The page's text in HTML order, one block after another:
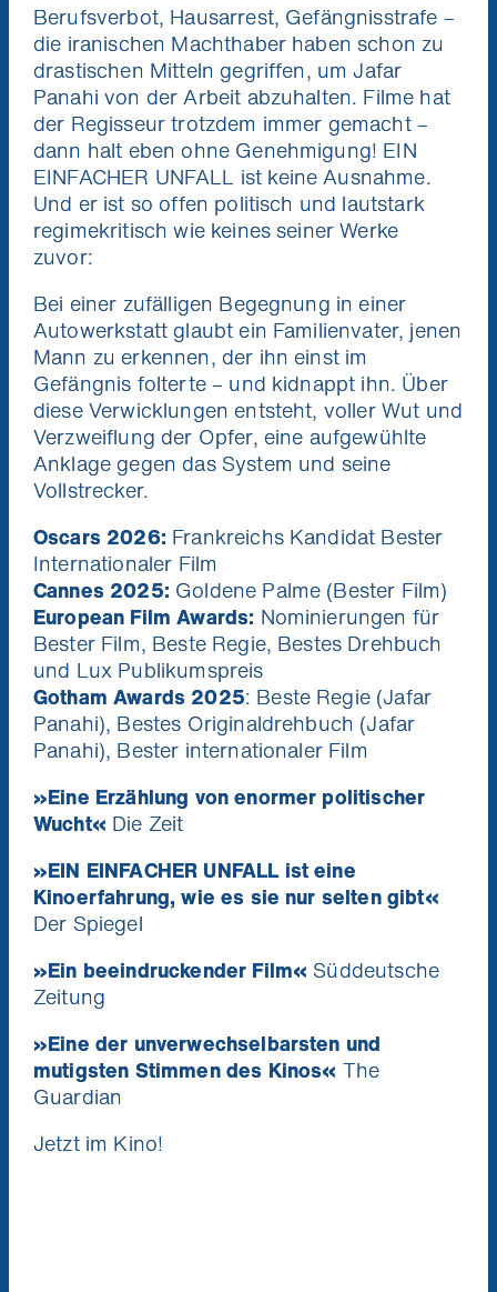
Berufsverbot, Hausarrest, Gefängnisstrafe –
die iranischen Machthaber haben schon zu
drastischen Mitteln gegriffen, um Jafar
Panahi von der Arbeit abzuhalten. Filme hat
der Regisseur trotzdem immer gemacht –
dann halt eben ohne Genehmigung! EIN
EINFACHER UNFALL ist keine Ausnahme.
Und er ist so offen politisch und lautstark
regimekritisch wie keines seiner Werke
zuvor:
Bei einer zufälligen Begegnung in einer
Autowerkstatt glaubt ein Familienvater, jenen
Mann zu erkennen, der ihn einst im
Gefängnis folterte – und kidnappt ihn. Über
diese Verwicklungen entsteht, voller Wut und
Verzweiflung der Opfer, eine aufgewühlte
Anklage gegen das System und seine
Vollstrecker.
Oscars 2026: Frankreichs Kandidat Bester
Internationaler Film
Cannes 2025: Goldene Palme (Bester Film)
European Film Awards: Nominierungen für
Bester Film, Beste Regie, Bestes Drehbuch
und Lux Publikumspreis
Gotham Awards 2025: Beste Regie (Jafar
Panahi), Bestes Originaldrehbuch (Jafar
Panahi), Bester internationaler Film
»Eine Erzählung von enormer politischer
Wucht« Die Zeit
»EIN EINFACHER UNFALL ist eine
Kinoerfahrung, wie es sie nur selten gibt«
Der Spiegel
»Ein beeindruckender Film« Süddeutsche
Zeitung
»Eine der unverwechselbarsten und
mutigsten Stimmen des Kinos« The
Guardian
Jetzt im Kino!
Ich will die News!
Niemand mag Pop Ups. Aber du
wirst unsere Kino News lieben.
Verpass keinen Kinostart mehr und gewinne
mit etwas Glück 1x2 Tickets für die nächste
Stadtkino Wien Premiere deiner Wahl
(Verlosung jeden Monat unter allen
Neuregistrierungen).